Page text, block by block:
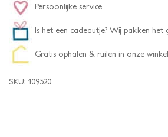
Persoonlijke service
Is het een cadeautje? Wij pakken
Gratis ophalen & ruilen in onze
SKU: 109520